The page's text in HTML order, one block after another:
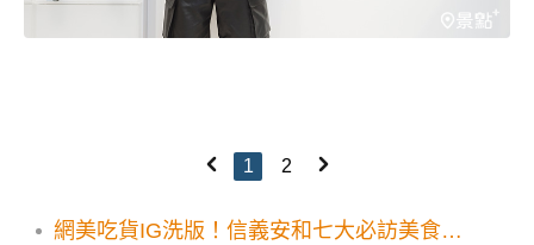
1 2
網美吃貨IG洗版！信義安和七大必訪美食咖